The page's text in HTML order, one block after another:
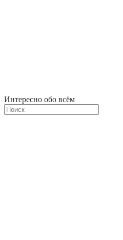
Интересно обо всём